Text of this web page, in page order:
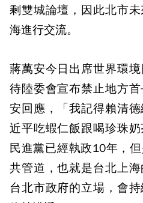
剩雙城論壇，因此北市
海進行交流。
蔣萬安今日出席世界環
待陸委會宣布禁止地方
安回應，「我記得賴清
近平吃蝦仁飯跟喝珍珠
民進黨已經執政10年，
共管道，也就是台北上
台北市政府的立場，會